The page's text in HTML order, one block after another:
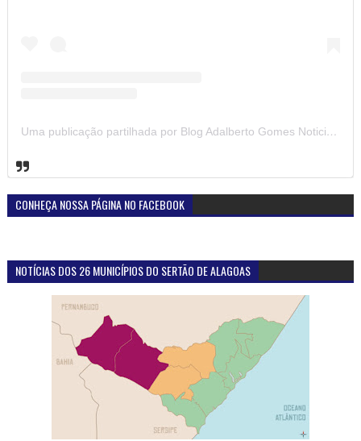
Uma publicação partilhada por Blog Adalberto Gomes Noticias (@blogadalbertogomesnoticiass)
CONHEÇA NOSSA PÁGINA NO FACEBOOK
NOTÍCIAS DOS 26 MUNICÍPIOS DO SERTÃO DE ALAGOAS